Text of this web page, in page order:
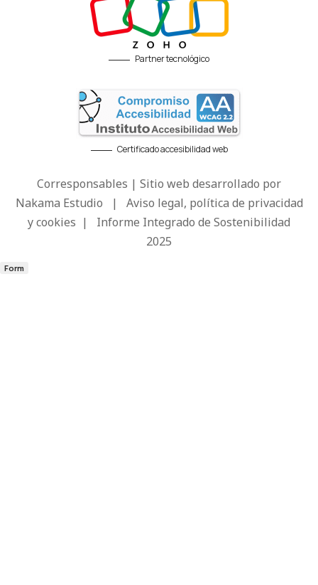
Partner tecnológico
Certificado accesibilidad web
Corresponsables | Sitio web desarrollado por
Nakama Estudio | Aviso legal, política de privacidad
y cookies | Informe Integrado de Sostenibilidad
2025
Form